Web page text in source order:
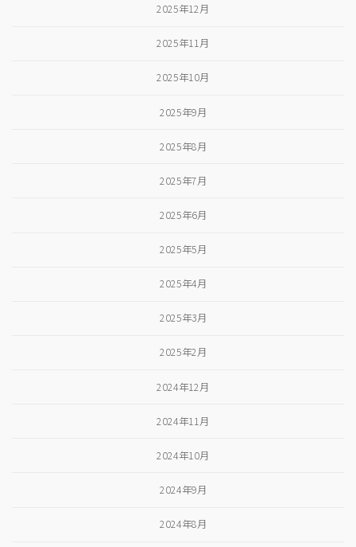
2025年12月
2025年11月
2025年10月
2025年9月
2025年8月
2025年7月
2025年6月
2025年5月
2025年4月
2025年3月
2025年2月
2024年12月
2024年11月
2024年10月
2024年9月
2024年8月